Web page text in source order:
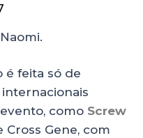
é feita só de
internacionais
como Screw
Cross Gene, com